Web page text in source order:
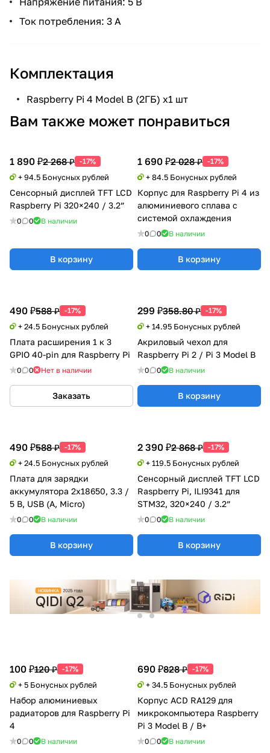
Ток потребления: 3 А
Комплектация
Raspberry Pi 4 Model B (2ГБ) х1 шт
Вам также может понравиться
1 890 ₽2 268 ₽ -17%
+ 94.5 Бонусных рублей
Сенсорный дисплей TFT LCD
Raspberry Pi 320×240 / 3.2”
0 0 В наличии
В корзину
1 690 ₽2 028 ₽ -17%
+ 84.5 Бонусных рублей
Корпус для Raspberry Pi 4 из
алюминиевого сплава с
системой охлаждения
0 0 В наличии
В корзину
299 ₽358.80 ₽ -17%
+ 14.95 Бонусных рублей
Акриловый чехол для
Raspberry Pi 2 / Pi 3 Model B
0 0 В наличии
В корзину
490 ₽588 ₽ -17%
+ 24.5 Бонусных рублей
Плата для зарядки
аккумулятора 2x18650, 3.3 /
5 В, USB (A, Micro)
0 0 В наличии
В корзину
2 390 ₽2 868 ₽ -17%
+ 119.5 Бонусных рублей
Сенсорный дисплей TFT LCD
Raspberry Pi, ILI9341 для
STM32, 320×240 / 3.2”
0 0 В наличии
В корзину
100 ₽120 ₽ -17%
+ 5 Бонусных рублей
Набор алюминиевых
радиаторов для Raspberry Pi
4
0 0 В наличии
690 ₽828 ₽ -17%
+ 34.5 Бонусных рублей
Корпус ACD RA129 для
микрокомпьютера Raspberry
Pi 3 Model B / B+
0 0 В наличии
490 ₽588 ₽ -17%
+ 24.5 Бонусных рублей
Плата расширения 1 к 3
GPIO 40-pin для Raspberry Pi
0 0 Нет в наличии
Заказать